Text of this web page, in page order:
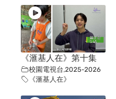
《滙基人在》第十集
校園電視台,2025-2026
《滙基人在》